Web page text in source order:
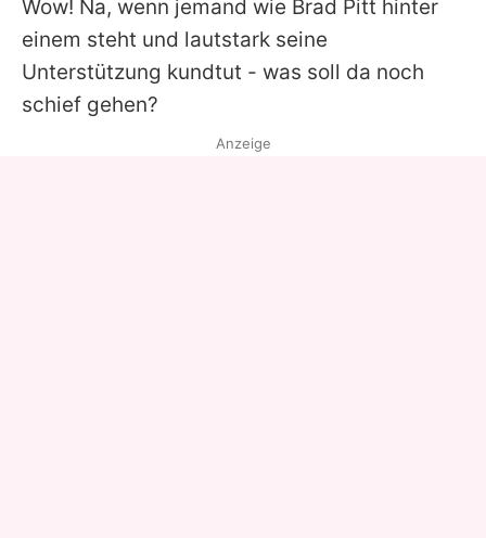
Wow! Na, wenn jemand wie Brad Pitt hinter
einem steht und lautstark seine
Unterstützung kundtut - was soll da noch
schief gehen?
Anzeige